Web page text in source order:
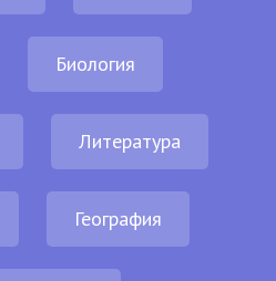
Биология
Литература
География